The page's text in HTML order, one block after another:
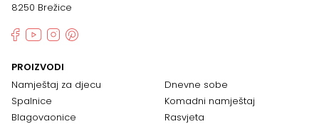
8250 Brežice
PROIZVODI
Namještaj za djecu
Spalnice
Blagovaonice
Dnevne sobe
Komadni namještaj
Rasvjeta